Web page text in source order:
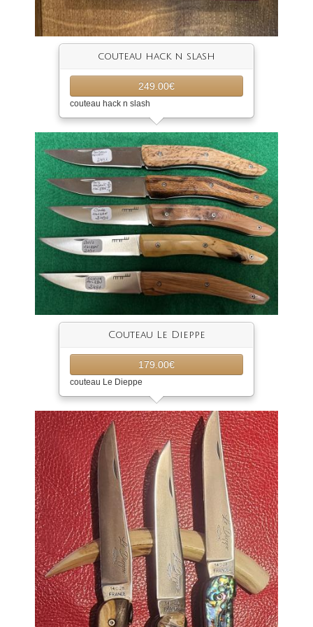
couteau hack n slash
249.00€
couteau hack n slash
Couteau Le Dieppe
179.00€
couteau Le Dieppe